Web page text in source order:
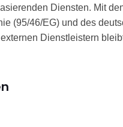
Diensten. Mit
(95/46/EG) und des
Dienstleistern